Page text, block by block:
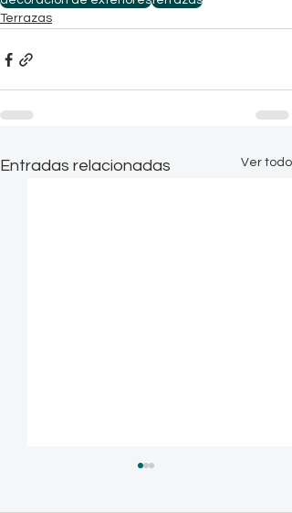
Terrazas
Entradas relacionadas Ver todo